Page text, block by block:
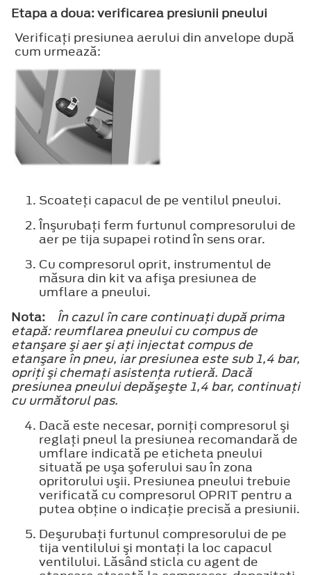
Etapa a doua: verificarea presiunii pneului
Verificaţi presiunea aerului din anvelope după
cum urmează:
Scoateţi capacul de pe ventilul pneului.
Înşurubaţi ferm furtunul compresorului de
aer pe tija supapei rotind în sens orar.
Cu compresorul oprit, instrumentul de
măsura din kit va afişa presiunea de
umflare a pneului.
Nota:
În cazul în care continuaţi după prima
etapă: reumflarea pneului cu compus de
etanşare şi aer şi aţi injectat compus de
etanşare în pneu, iar presiunea este sub 1,4 bar,
opriţi şi chemaţi asistenţa rutieră. Dacă
presiunea pneului depăşeşte 1,4 bar, continuaţi
cu următorul pas.
Dacă este necesar, porniţi compresorul şi
reglaţi pneul la presiunea recomandară de
umflare indicată pe eticheta pneului
situată pe uşa şoferului sau în zona
opritorului uşii. Presiunea pneului trebuie
verificată cu compresorul OPRIT pentru a
putea obţine o indicaţie precisă a presiunii.
Deşurubaţi furtunul compresorului de pe
tija ventilului şi montaţi la loc capacul
ventilului. Lăsând sticla cu agent de